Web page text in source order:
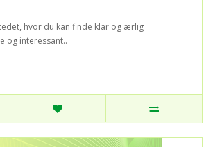
hvor du kan finde klar og ærlig
og interessant..